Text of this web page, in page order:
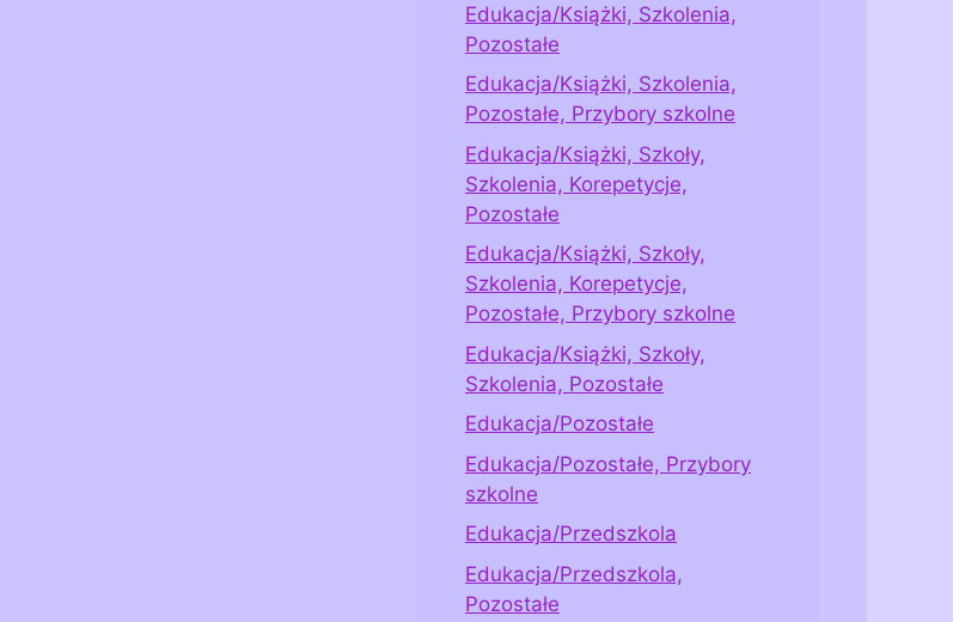
Edukacja/Książki, Szkolenia,
Pozostałe
Edukacja/Książki, Szkolenia,
Pozostałe, Przybory szkolne
Edukacja/Książki, Szkoły,
Szkolenia, Korepetycje,
Pozostałe
Edukacja/Książki, Szkoły,
Szkolenia, Korepetycje,
Pozostałe, Przybory szkolne
Edukacja/Książki, Szkoły,
Szkolenia, Pozostałe
Edukacja/Pozostałe
Edukacja/Pozostałe, Przybory
szkolne
Edukacja/Przedszkola
Edukacja/Przedszkola,
Pozostałe